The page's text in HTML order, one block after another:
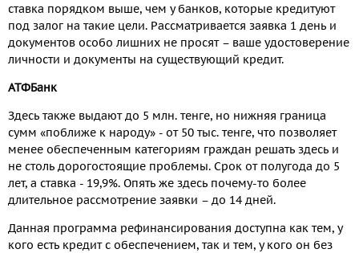
ставка порядком выше, чем у банков, которые кредитуют
под залог на такие цели. Рассматривается заявка 1 день и
документов особо лишних не просят – ваше удостоверение
личности и документы на существующий кредит.
АТФБанк
Здесь также выдают до 5 млн. тенге, но нижняя граница
сумм «поближе к народу» - от 50 тыс. тенге, что позволяет
менее обеспеченным категориям граждан решать здесь и
не столь дорогостоящие проблемы. Срок от полугода до 5
лет, а ставка - 19,9%. Опять же здесь почему-то более
длительное рассмотрение заявки – до 14 дней.
Данная программа рефинансирования доступна как тем, у
кого есть кредит с обеспечением, так и тем, у кого он без